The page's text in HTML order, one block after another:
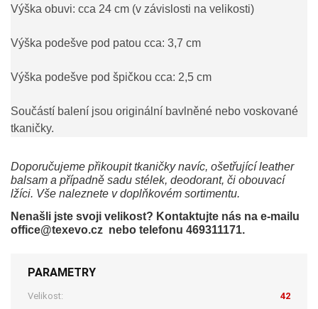
Výška obuvi: cca 24 cm (v závislosti na velikosti)
Výška podešve pod patou cca: 3,7 cm
Výška podešve pod špičkou cca: 2,5 cm
Součástí balení jsou originální bavlněné nebo voskované
tkaničky.
Doporučujeme přikoupit tkaničky navíc, ošetřující leather
balsam a případně sadu stélek, deodorant, či obouvací
lžíci. Vše naleznete v doplňkovém sortimentu.
Nenašli jste svoji velikost? Kontaktujte nás na e-mailu
office@texevo.cz nebo telefonu 469311171.
PARAMETRY
Velikost:
42